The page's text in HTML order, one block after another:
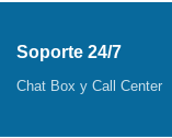
Soporte 24/7
Chat Box y Call Center